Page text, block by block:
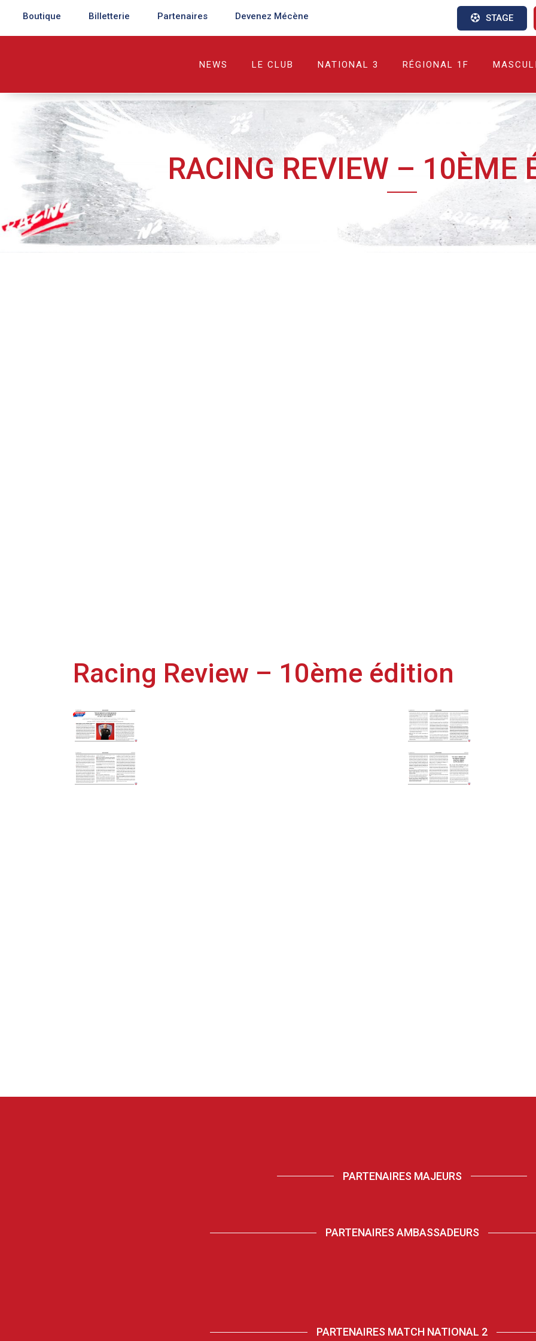
Boutique Billetterie Partenaires Devenez Mécène STAGE
NEWS LE CLUB NATIONAL 3 RÉGIONAL 1F
RACING REVIEW – 10ÈME
Racing Review – 10ème édition
PARTENAIRES MAJEURS
PARTENAIRES AMBASSADEURS
PARTENAIRES MATCH NATIONAL 2